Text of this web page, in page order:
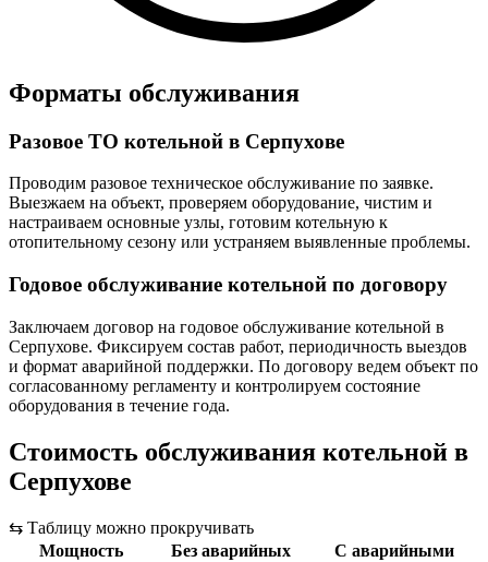
Форматы обслуживания
Разовое ТО котельной в Серпухове
Проводим разовое техническое обслуживание по заявке.
Выезжаем на объект, проверяем оборудование, чистим и
настраиваем основные узлы, готовим котельную к
отопительному сезону или устраняем выявленные проблемы.
Годовое обслуживание котельной по договору
Заключаем договор на годовое обслуживание котельной в
Серпухове. Фиксируем состав работ, периодичность выездов
и формат аварийной поддержки. По договору ведем объект по
согласованному регламенту и контролируем состояние
оборудования в течение года.
Стоимость обслуживания котельной в
Серпухове
⇆ Таблицу можно прокручивать
Мощность
Без аварийных
С аварийными